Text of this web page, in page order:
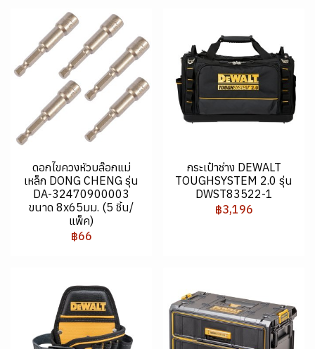
ดอกไขควงหัวบล๊อกแม่
เหล็ก DONG CHENG รุ่น
DA-32470900003
ขนาด 8x65มม. (5 ชิ้น/
แพ็ค)
฿66
กระเป๋าช่าง DEWALT
TOUGHSYSTEM 2.0 รุ่น
DWST83522-1
฿3,196